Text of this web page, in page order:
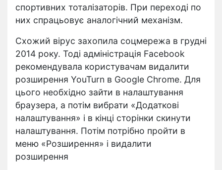
спортивних тоталізаторів. При переході по
них спрацьовує аналогічний механізм.
Схожий вірус захопила соцмережа в грудні
2014 року. Тоді адміністрація Facebook
рекомендувала користувачам видалити
розширення YouTurn в Google Chrome. Для
цього необхідно зайти в налаштування
браузера, а потім вибрати «Додаткові
налаштування» і в кінці сторінки скинути
налаштування. Потім потрібно пройти в
меню «Розширення» і видалити
розширення